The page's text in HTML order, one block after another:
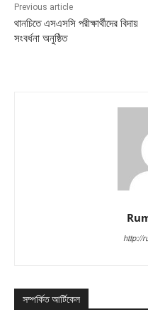
Previous article
থানচিতে এসএসসি পরীক্ষার্থীদের বিদায়
সংবর্ধনা অনুষ্ঠিত
http://
সম্পর্কিত আর্টিকেল